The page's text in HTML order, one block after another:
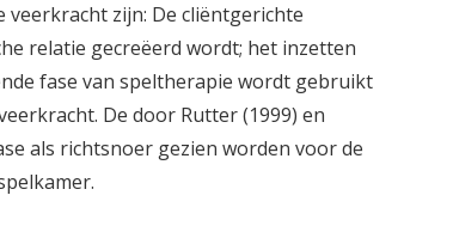
zijn: De cliëntgerichte
relatie gecreëerd wordt; het inzetten
fase van speltherapie wordt gebruikt
De door Rutter (1999) en
als richtsnoer gezien worden voor de